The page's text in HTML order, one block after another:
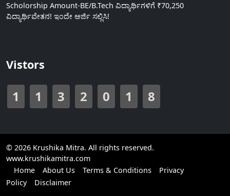
Scholorship Amount-BE/B.Tech ವಿದ್ಯಾರ್ಥಿಗಳಿಗೆ ₹70,250
ವಿದ್ಯಾರ್ಥಿವೇತನ! ಇಂದೇ ಅರ್ಜಿ ಸಲ್ಲಿಸಿ!
Vistors
1 1 3 2 0 1 8
© 2026 Krushika Mitra. All rights reserved.
www.krushikamitra.com
Home
About Us Terms & Conditions
Privacy
Policy
Disclaimer